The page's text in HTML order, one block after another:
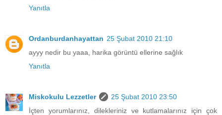
Yanıtla
Ordanburdanhayattan 25 Şubat 2010 21:10
ayyy nedir bu yaaa, harika görüntü ellerine sağlık
Yanıtla
Miskokulu Lezzetler
25 Şubat 2010 23:50
İçten yorumlarınız, dilekleriniz ve kutlamalarınız için çok